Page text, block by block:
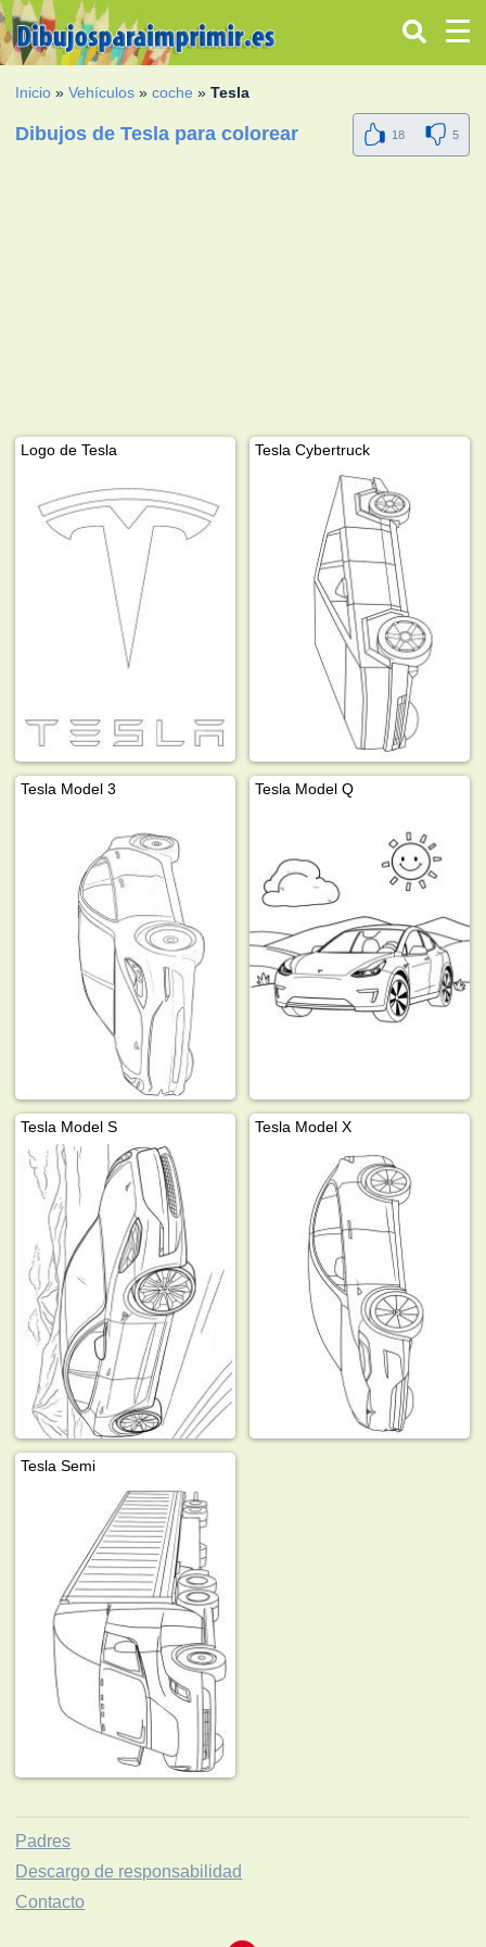
Inicio »Vehículos »coche »Tesla
Dibujos de Tesla para colorear 18 5
Logo de Tesla Tesla Cybertruck
Tesla Model 3 Tesla Model Q
Tesla Model S Tesla Model X
Tesla Semi
Padres
Descargo de responsabilidad
Contacto